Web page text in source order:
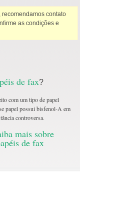
contato
as condições e
de fax?
com um tipo de papel
papel possui bisfenol-A em
controversa.
mais sobre
de fax